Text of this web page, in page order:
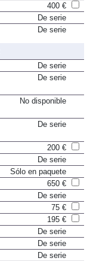
400 €
De serie
De serie
De serie
De serie
No disponible
De serie
200 €
De serie
Sólo en paquete
650 €
De serie
75 €
195 €
De serie
De serie
De serie